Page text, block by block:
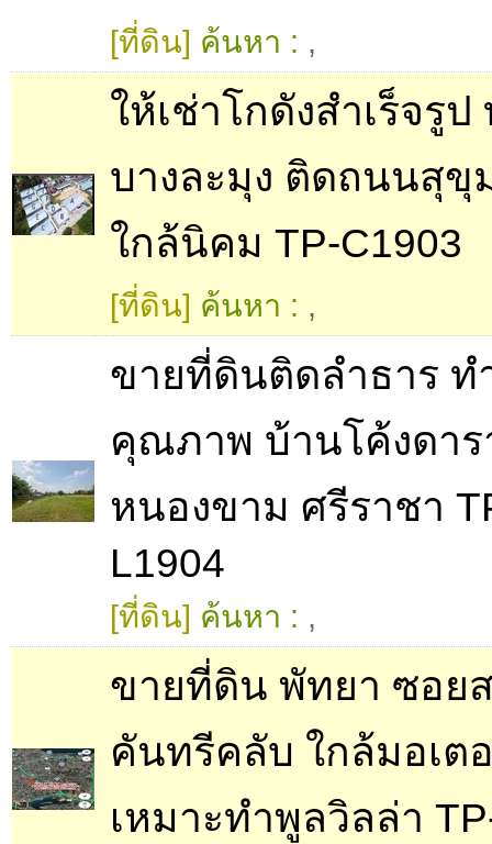
[ที่ดิน] ค้นหา : ,
ให้เช่าโกดังสำเร็จรูป
บางละมุง ติดถนนสุขุ
ใกล้นิคม TP-C1903
[ที่ดิน] ค้นหา : ,
ขายที่ดินติดลำธาร ท
คุณภาพ บ้านโค้งดาร
หนองขาม ศรีราชา
L1904
[ที่ดิน] ค้นหา : ,
ขายที่ดิน พัทยา ซอย
คันทรีคลับ ใกล้มอเต
เหมาะทำพูลวิลล่า